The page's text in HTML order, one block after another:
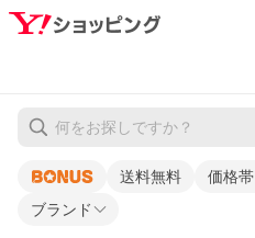
送料無料 価格帯
ブランド